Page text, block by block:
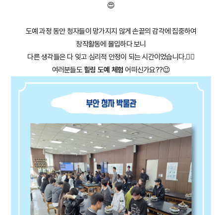
😍
도예 과정 동안 청자들이 망가지지 않게 손끝의 감각에 집중하여
창작활동에 몰입하다 보니
다른 생각들은 다 잊고 심리적 안정이 되는 시간이었습니다.😮‍💨
여러분들도 힐링 도예 체험 어떠신가요??😉